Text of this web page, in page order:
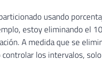
@Msg = CONCAT(
( @Msg, WITH
usando
estoy eliminando el
A medida que se
los intervalos,